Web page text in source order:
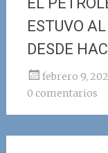
ESTUVO
DESDE
febrero 9,
0 comentarios